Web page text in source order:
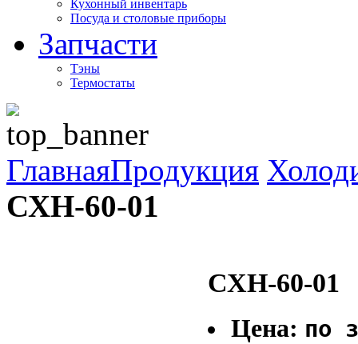
Кухонный инвентарь
Посуда и столовые приборы
Запчасти
Тэны
Термостаты
ГлавнаяПродукция
СХН-60-01
СХН-60-01
Цена: по